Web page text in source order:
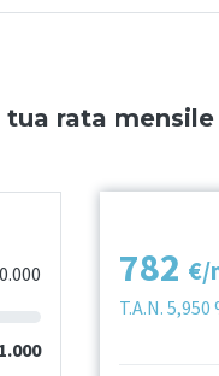
rata mensile
782 €/
T.A.N. 5,950